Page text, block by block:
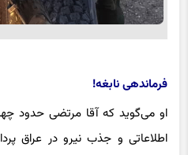
فرماندهی ‌نابغه!
او می‌گوید که آقا مرتضی حدود